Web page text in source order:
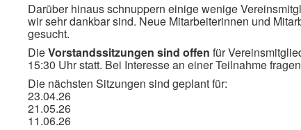
Darüber hinaus schnuppern einige wenige
wir sehr dankbar sind. Neue Mitarbeiterinnen und
gesucht.
DieVorstandssitzungen sind offen für
15:30 Uhr statt. Bei Interesse an einer Teilnahme
Die nächsten Sitzungen sind geplant für:
23.04.26
21.05.26
11.06.26